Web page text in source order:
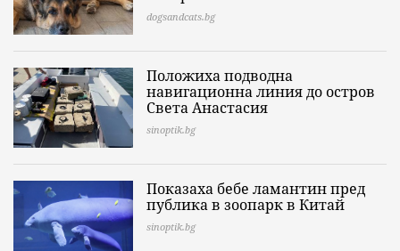
dogsandcats.bg
Положиха подводна
навигационна линия до остров
Света Анастасия
sinoptik.bg
Показаха бебе ламантин пред
публика в зоопарк в Китай
sinoptik.bg